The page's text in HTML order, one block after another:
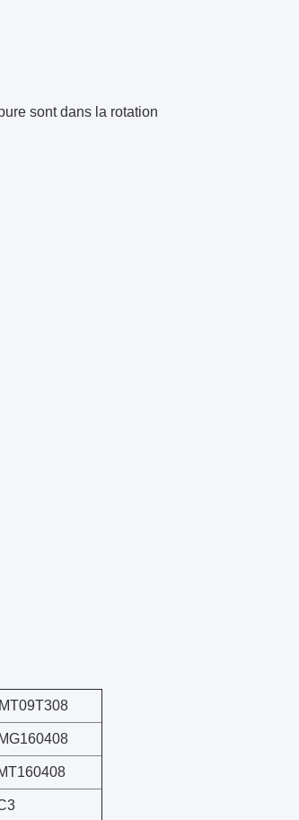
sont dans la rotation